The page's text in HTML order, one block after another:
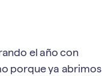
el año con
porque ya abrimos